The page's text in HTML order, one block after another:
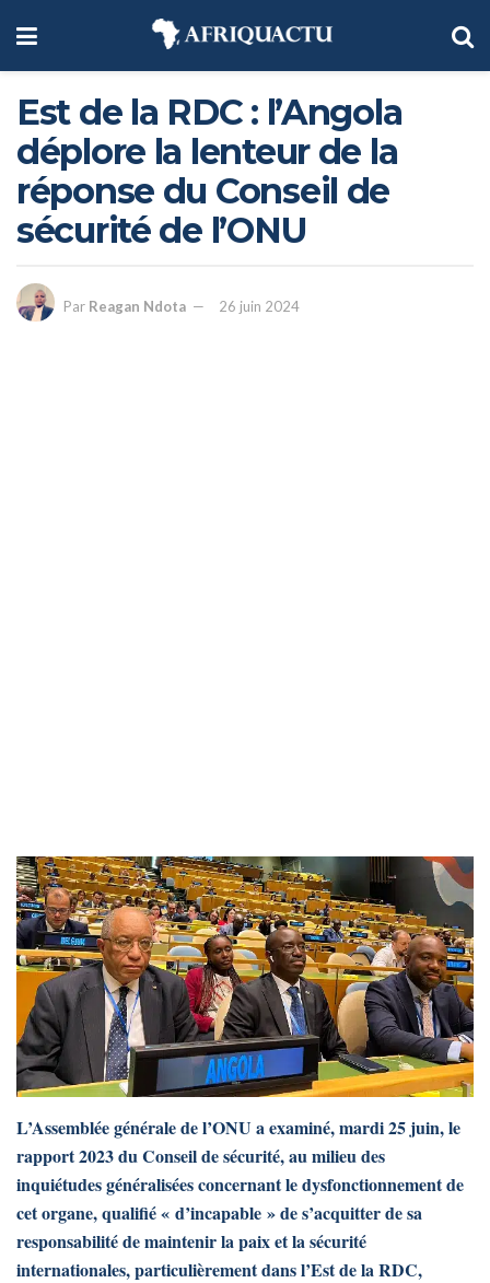
Est de la RDC : l’Angola
déplore la lenteur de la
réponse du Conseil de
sécurité de l’ONU
Par Reagan Ndota 26 juin 2024
L’Assemblée générale de l’ONU a examiné, mardi 25 juin, le
rapport 2023 du Conseil de sécurité, au milieu des
inquiétudes généralisées concernant le dysfonctionnement de
cet organe, qualifié « d’incapable » de s’acquitter de sa
responsabilité de maintenir la paix et la sécurité
internationales, particulièrement dans l’Est de la RDC,